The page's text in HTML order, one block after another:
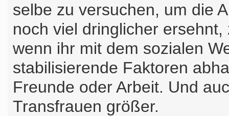
selbe zu versuchen, um die
noch viel dringlicher
wenn ihr mit dem sozialen
stabilisierende Faktoren
Freunde oder Arbeit. Und
Transfrauen größer.